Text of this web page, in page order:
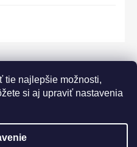
tie najlepšie možnosti,
si aj upraviť nastavenia